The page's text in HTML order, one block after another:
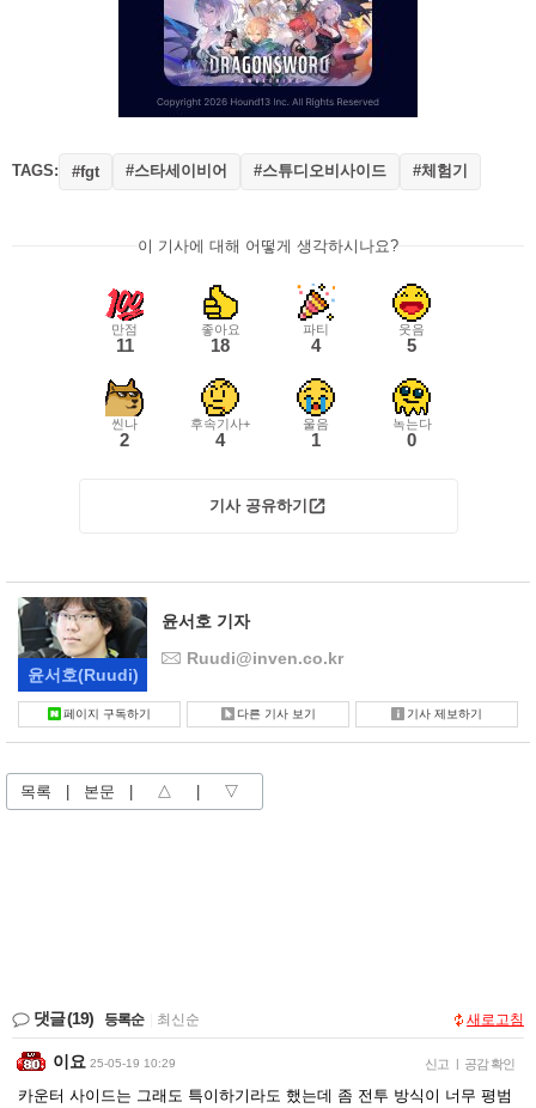
TAGS: #fgt #스타세이비어 #스튜디오비사이드 #체험기
이 기사에 대해 어떻게 생각하시나요?
만점
11
좋아요
18
파티
4
웃음
5
씬나
2
후속기사+
4
울음
1
녹는다
0
기사 공유하기
윤서호(Ruudi)
윤서호 기자
Ruudi@inven.co.kr
페이지 구독하기 다른 기사 보기 기사 제보하기
목록 본문 △ ▽
댓글(19) 등록순 최신순 새로고침
이요 25-05-19 10:29 신고 | 공감 확인
카운터 사이드는 그래도 특이하기라도 했는데 좀 전투 방식이 너무 평범